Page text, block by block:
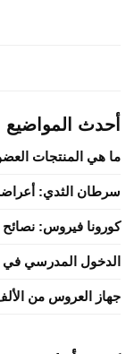
أحدث المواضيع
ما هي المنتجات
سرطان الثدي: أعراضه
كورونا فيروس: نصائح
الدخول المدرسي
جهاز العروس من